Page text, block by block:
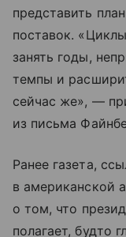
представить
поставок.
занять годы,
темпы и
сейчас же», —
из письма
Ранее газета,
в американской
о том, что
полагает, будто